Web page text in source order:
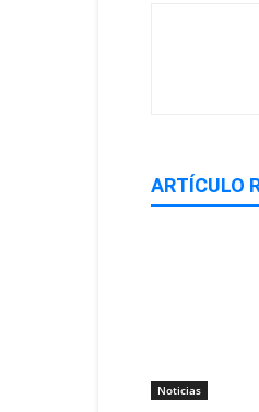
ARTÍCULO
Noticias